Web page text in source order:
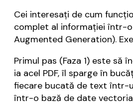
Cei interesați de cum
complet al informației într-o
Augmented Generation).
Primul pas (Faza 1) este să
ia acel PDF, îl sparge în
fiecare bucată de text într-
într-o bază de date